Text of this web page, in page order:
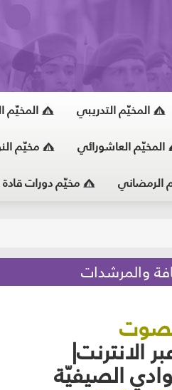
المخيّم التدريبي المخيّم
المخيّم العاشورائي مخيّم
الرمضاني مخيّم دورات قادة
الانترنت|
الصيفيّة